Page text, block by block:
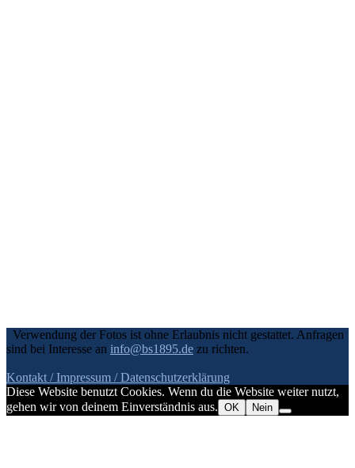
Verwendung der Fotos ist ohne Erlaubnis nicht gestattet. Anfragen
sind bei Interesse an info@bs1895.de zu richten.
Kontakt / Impressum / Datenschutzerklärung
Diese Website benutzt Cookies. Wenn du die Website weiter nutzt,
gehen wir von deinem Einverständnis aus. OK Nein